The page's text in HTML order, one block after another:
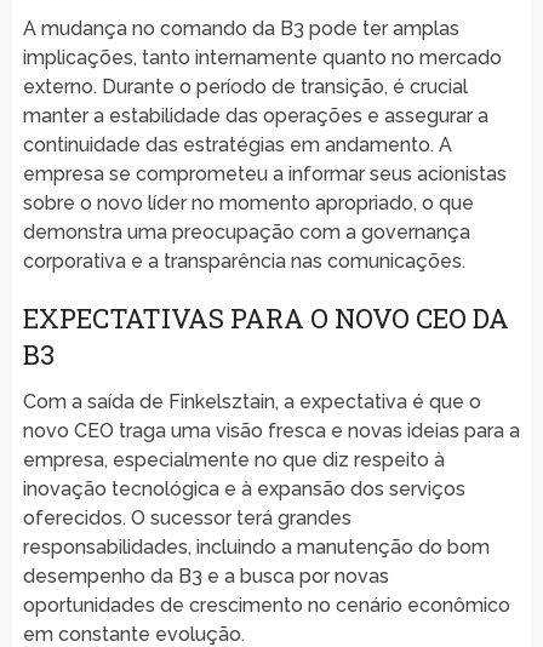
A mudança no comando da B3 pode ter amplas
implicações, tanto internamente quanto no mercado
externo. Durante o período de transição, é crucial
manter a estabilidade das operações e assegurar a
continuidade das estratégias em andamento. A
empresa se comprometeu a informar seus acionistas
sobre o novo líder no momento apropriado, o que
demonstra uma preocupação com a governança
corporativa e a transparência nas comunicações.
EXPECTATIVAS PARA O NOVO CEO DA
B3
Com a saída de Finkelsztain, a expectativa é que o
novo CEO traga uma visão fresca e novas ideias para a
empresa, especialmente no que diz respeito à
inovação tecnológica e à expansão dos serviços
oferecidos. O sucessor terá grandes
responsabilidades, incluindo a manutenção do bom
desempenho da B3 e a busca por novas
oportunidades de crescimento no cenário econômico
em constante evolução.